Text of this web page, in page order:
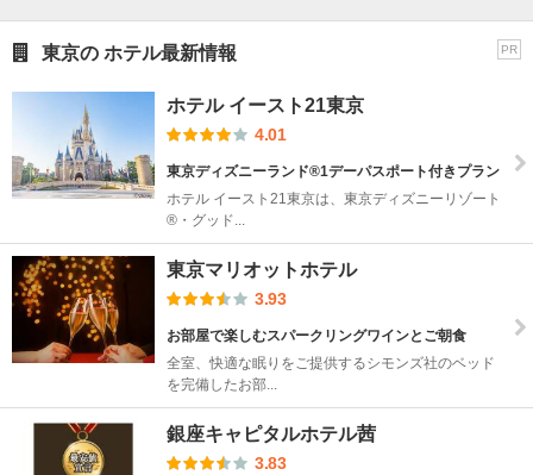
PR
東京の ホテル最新情報
ホテル イースト21東京
4.01
東京ディズニーランド®1デーパスポート付きプラン
ホテル イースト21東京は、東京ディズニーリゾート
®・グッド...
東京マリオットホテル
3.93
お部屋で楽しむスパークリングワインとご朝食
全室、快適な眠りをご提供するシモンズ社のベッド
を完備したお部...
銀座キャピタルホテル茜
3.83